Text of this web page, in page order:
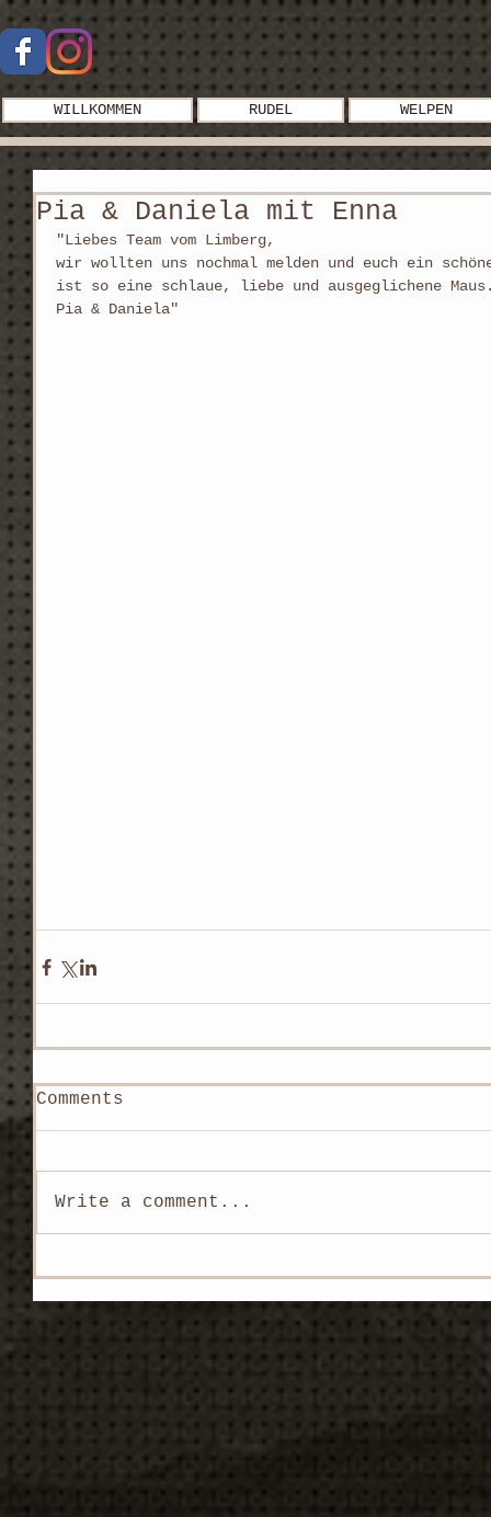
WILLKOMMEN RUDEL WELPEN
Pia & Daniela mit Enna
"Liebes Team vom Limberg,
wir wollten uns nochmal melden und euch ein
ist so eine schlaue, liebe und ausgeglichene
Pia & Daniela"
Comments
Write a comment...